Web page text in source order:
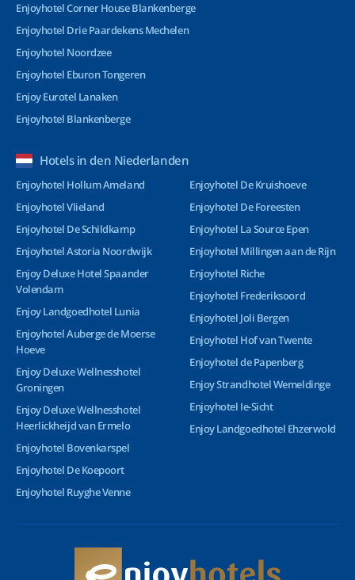
Enjoyhotel Corner House Blankenberge
Enjoyhotel Drie Paardekens Mechelen
Enjoyhotel Noordzee
Enjoyhotel Eburon Tongeren
Enjoy Eurotel Lanaken
Enjoyhotel Blankenberge
Hotels in den Niederlanden
Enjoyhotel Hollum Ameland
Enjoyhotel Vlieland
Enjoyhotel De Schildkamp
Enjoyhotel Astoria Noordwijk
Enjoy Deluxe Hotel Spaander
Volendam
Enjoy Landgoedhotel Lunia
Enjoyhotel Auberge de Moerse
Hoeve
Enjoy Deluxe Wellnesshotel
Groningen
Enjoy Deluxe Wellnesshotel
Heerlickheijd van Ermelo
Enjoyhotel Bovenkarspel
Enjoyhotel De Koepoort
Enjoyhotel Ruyghe Venne
Enjoyhotel De Kruishoeve
Enjoyhotel De Foreesten
Enjoyhotel La Source Epen
Enjoyhotel Millingen aan de Rijn
Enjoyhotel Riche
Enjoyhotel Frederiksoord
Enjoyhotel Joli Bergen
Enjoyhotel Hof van Twente
Enjoyhotel de Papenberg
Enjoy Strandhotel Wemeldinge
Enjoyhotel Ie-Sicht
Enjoy Landgoedhotel Ehzerwold